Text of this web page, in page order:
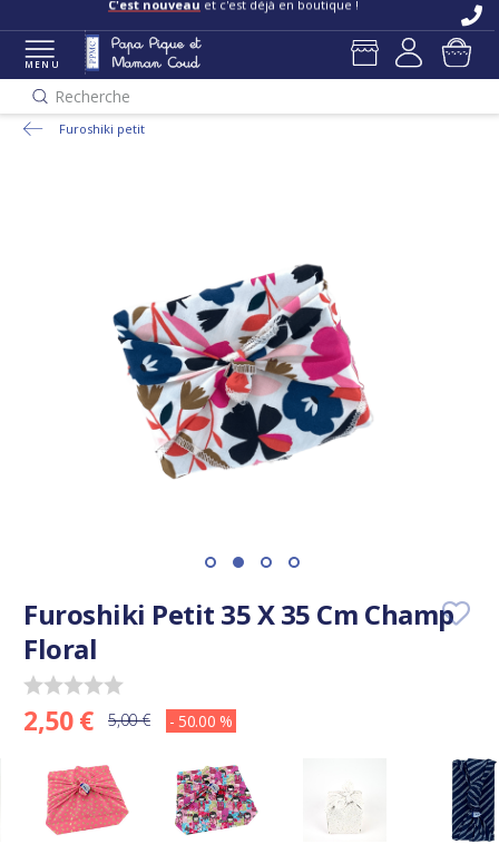
C'est nouveau et c'est déjà en boutique !
MENU
Recherche
Furoshiki petit
Furoshiki Petit 35 X 35 Cm Champ
Floral
2,50 € 5,00 € - 50.00 %